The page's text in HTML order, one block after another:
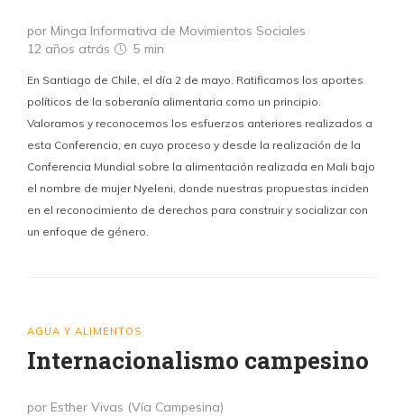
por Minga Informativa de Movimientos Sociales
12 años atrás
5 min
En Santiago de Chile, el día 2 de mayo. Ratificamos los aportes
políticos de la soberanía alimentaria como un principio.
Valoramos y reconocemos los esfuerzos anteriores realizados a
esta Conferencia, en cuyo proceso y desde la realización de la
Conferencia Mundial sobre la alimentación realizada en Mali bajo
el nombre de mujer Nyeleni, donde nuestras propuestas inciden
en el reconocimiento de derechos para construir y socializar con
un enfoque de género.
AGUA Y ALIMENTOS
Internacionalismo campesino
por Esther Vivas (Vía Campesina)